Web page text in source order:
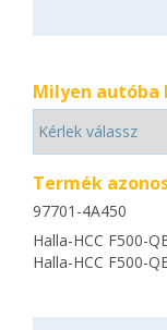
Milyen autóba
Termék
97701-4A450
Halla-HCC F500-
Halla-HCC F500-